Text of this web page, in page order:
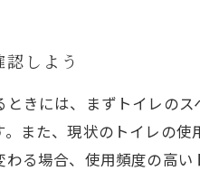
しよう
ときには、まずトイレの
また、現状のトイレの
る場合、使用頻度の高